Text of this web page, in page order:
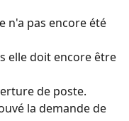
n'a pas encore été
elle doit encore être
de poste.
la demande de